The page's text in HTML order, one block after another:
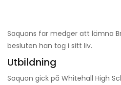
Saquons far medger att lämna
besluten han tog i sitt liv.
Utbildning
Saquon gick på Whitehall High